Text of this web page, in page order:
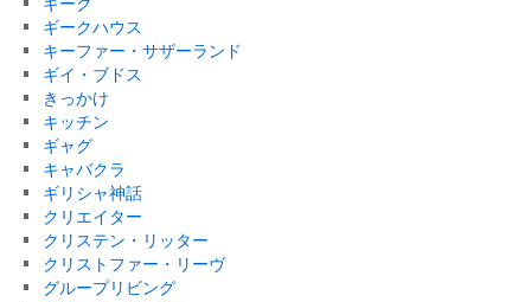
ギークハウス
キーファー・サザーランド
ギイ・ブドス
きっかけ
キッチン
ギャグ
キャバクラ
ギリシャ神話
クリエイター
クリステン・リッター
クリストファー・リーヴ
グループリビング